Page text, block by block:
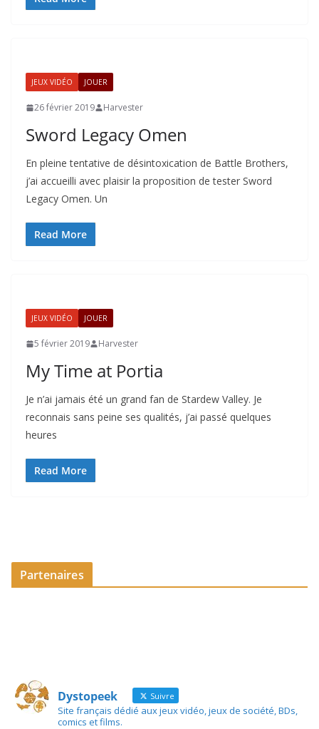
JEUX VIDÉO JOUER
26 février 2019 Harvester
Sword Legacy Omen
En pleine tentative de désintoxication de Battle Brothers,
j’ai accueilli avec plaisir la proposition de tester Sword
Legacy Omen. Un
Read More
JEUX VIDÉO JOUER
5 février 2019 Harvester
My Time at Portia
Je n’ai jamais été un grand fan de Stardew Valley. Je
reconnais sans peine ses qualités, j’ai passé quelques
heures
Read More
Partenaires
Dystopeek Suivre
Site français dédié aux jeux vidéo, jeux de société, BDs,
comics et films.